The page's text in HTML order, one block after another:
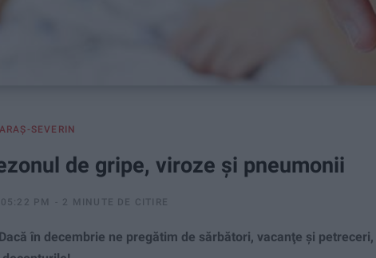
SEVERIN
de gripe, viroze şi pneumonii
PM 2 MINUTE DE CITIRE
Dacă în decembrie ne pregătim de sărbători, vacanţe şi